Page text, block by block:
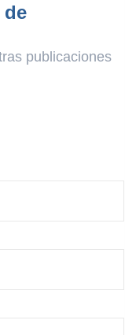
de
publicaciones